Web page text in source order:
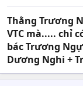
e
r
Thằng Trương
VTC mà..... chỉ
bác Trương
Dương Nghi +